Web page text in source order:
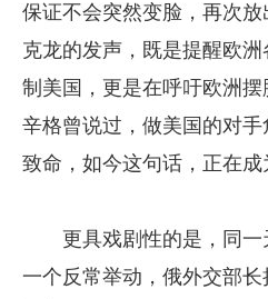
保证不会突然变脸，再次
克龙的发声，既是提醒欧
制美国，更是在呼吁欧洲
辛格曾说过，做美国的对
致命，如今这句话，正在成
更具戏剧性的是，同
一个反常举动，俄外交部